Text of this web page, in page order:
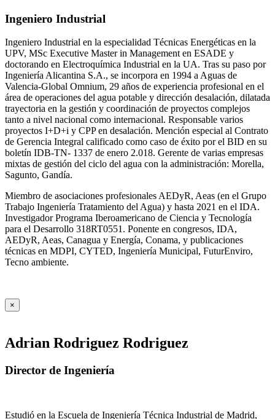
Ingeniero Industrial
Ingeniero Industrial en la especialidad Técnicas Energéticas en la
UPV, MSc Executive Master in Management en ESADE y
doctorando en Electroquímica Industrial en la UA. Tras su paso por
Ingeniería Alicantina S.A., se incorpora en 1994 a Aguas de
Valencia-Global Omnium, 29 años de experiencia profesional en el
área de operaciones del agua potable y dirección desalación, dilatada
trayectoria en la gestión y coordinación de proyectos complejos
tanto a nivel nacional como internacional. Responsable varios
proyectos I+D+i y CPP en desalación. Mención especial al Contrato
de Gerencia Integral calificado como caso de éxito por el BID en su
boletín IDB-TN- 1337 de enero 2.018. Gerente de varias empresas
mixtas de gestión del ciclo del agua con la administración: Morella,
Sagunto, Gandía.
Miembro de asociaciones profesionales AEDyR, Aeas (en el Grupo
Trabajo Ingeniería Tratamiento del Agua) y hasta 2021 en el IDA.
Investigador Programa Iberoamericano de Ciencia y Tecnología
para el Desarrollo 318RT0551. Ponente en congresos, IDA,
AEDyR, Aeas, Canagua y Energía, Conama, y publicaciones
técnicas en MDPI, CYTED, Ingeniería Municipal, FuturEnviro,
Tecno ambiente.
×
Adrian Rodriguez Rodriguez
Director de Ingeniería
Estudió en la Escuela de Ingeniería Técnica Industrial de Madrid,